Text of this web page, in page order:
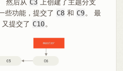
然后从 C3 上创建了主题分支
些功能，提交了 C8 和 C9 。 最
提交了 C10 。